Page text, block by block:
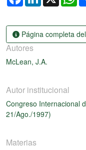
Página completa
Autores
McLean, J.A.
Autor institucional
Congreso Internacional
21/Ago./1997)
Materias